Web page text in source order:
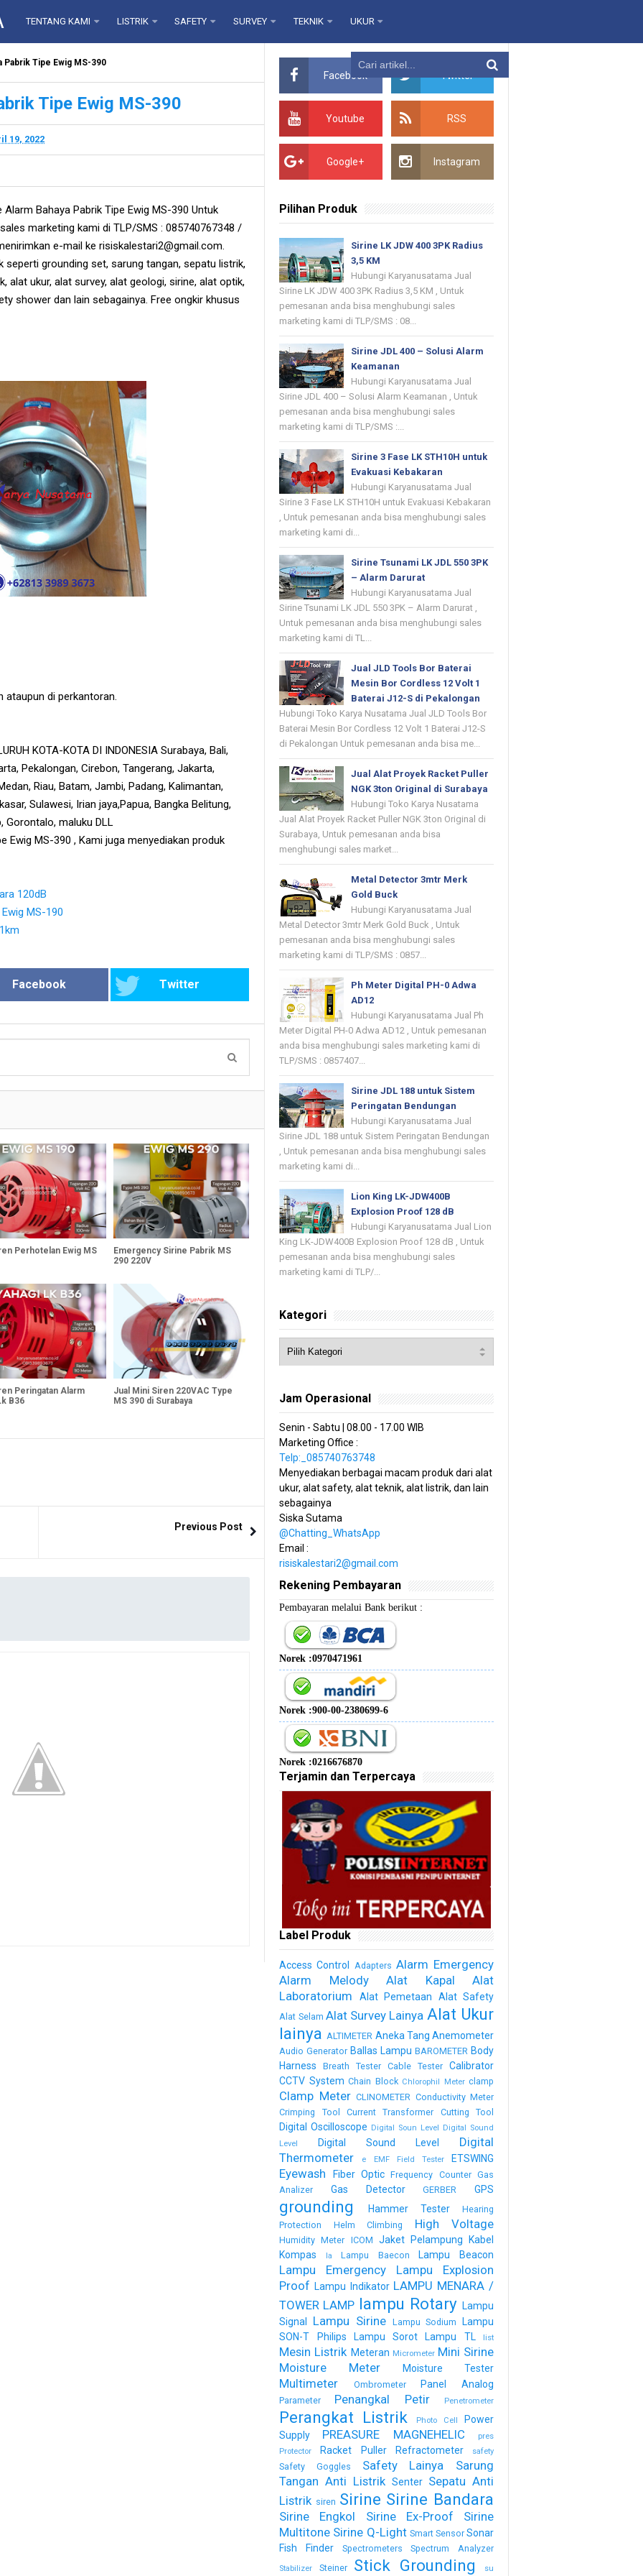
TENTANG KAMI LISTRIK SAFETY SURVEY TEKNIK UKUR
Pabrik Tipe Ewig MS-390
Tipe Ewig MS-390
19, 2022
Bahaya Pabrik Tipe Ewig MS-390 Untuk
marketing kami di TLP/SMS : 085740767348 /
e-mail ke risiskalestari2@gmail.com.
seperti grounding set, sarung tangan, sepatu listrik,
alat ukur, alat survey, alat geologi, sirine, alat optik,
shower dan lain sebagainya. Free ongkir khusus
ataupun di perkantoran.
KOTA-KOTA DI INDONESIA Surabaya, Bali,
Pekalongan, Cirebon, Tangerang, Jakarta,
Riau, Batam, Jambi, Padang, Kalimantan,
Sulawesi, Irian jaya,Papua, Bangka Belitung,
Gorontalo, maluku DLL
Ewig MS-390 , Kami juga menyediakan produk
120dB
MS-190
Facebook Twitter
Perhotelan Ewig MS
Emergency Sirine Pabrik MS
290 220V
Peringatan Alarm
B36
Jual Mini Siren 220VAC Type
MS 390 di Surabaya
Previous Post
Facebook Twitter
Youtube RSS
Google+ Instagram
Pilihan Produk
Sirine LK JDW 400 3PK Radius
3,5 KM
Hubungi Karyanusatama Jual
Sirine LK JDW 400 3PK Radius 3,5 KM , Untuk
pemesanan anda bisa menghubungi sales
marketing kami di TLP/SMS : 08...
Sirine JDL 400 – Solusi Alarm
Keamanan
Hubungi Karyanusatama Jual
Sirine JDL 400 – Solusi Alarm Keamanan , Untuk
pemesanan anda bisa menghubungi sales
marketing kami di TLP/SMS :...
Sirine 3 Fase LK STH10H untuk
Evakuasi Kebakaran
Hubungi Karyanusatama Jual
Sirine 3 Fase LK STH10H untuk Evakuasi Kebakaran
, Untuk pemesanan anda bisa menghubungi sales
marketing kami di...
Sirine Tsunami LK JDL 550 3PK
– Alarm Darurat
Hubungi Karyanusatama Jual
Sirine Tsunami LK JDL 550 3PK – Alarm Darurat ,
Untuk pemesanan anda bisa menghubungi sales
marketing kami di TL...
Jual JLD Tools Bor Baterai
Mesin Bor Cordless 12 Volt 1
Baterai J12-S di Pekalongan
Hubungi Toko Karya Nusatama Jual JLD Tools Bor
Baterai Mesin Bor Cordless 12 Volt 1 Baterai J12-S
di Pekalongan Untuk pemesanan anda bisa me...
Jual Alat Proyek Racket Puller
NGK 3ton Original di Surabaya
Hubungi Toko Karya Nusatama
Jual Alat Proyek Racket Puller NGK 3ton Original di
Surabaya, Untuk pemesanan anda bisa
menghubungi sales market...
Metal Detector 3mtr Merk
Gold Buck
Hubungi Karyanusatama Jual
Metal Detector 3mtr Merk Gold Buck , Untuk
pemesanan anda bisa menghubungi sales
marketing kami di TLP/SMS : 0857...
Ph Meter Digital PH-0 Adwa
AD12
Hubungi Karyanusatama Jual Ph
Meter Digital PH-0 Adwa AD12 , Untuk pemesanan
anda bisa menghubungi sales marketing kami di
TLP/SMS : 0857407...
Sirine JDL 188 untuk Sistem
Peringatan Bendungan
Hubungi Karyanusatama Jual
Sirine JDL 188 untuk Sistem Peringatan Bendungan
, Untuk pemesanan anda bisa menghubungi sales
marketing kami di...
Lion King LK-JDW400B
Explosion Proof 128 dB
Hubungi Karyanusatama Jual Lion
King LK-JDW400B Explosion Proof 128 dB , Untuk
pemesanan anda bisa menghubungi sales
marketing kami di TLP/...
Kategori
Jam Operasional
Senin - Sabtu | 08.00 - 17.00 WIB
Marketing Office :
Telp:_085740763748
Menyediakan berbagai macam produk dari alat
ukur, alat safety, alat teknik, alat listrik, dan lain
sebagainya
Siska Sutama
@Chatting_WhatsApp
Email :
risiskalestari2@gmail.com
Rekening Pembayaran
Pembayaran melalui Bank berikut :
Norek :0970471961
Norek :900-00-2380699-6
Norek :0216676870
Terjamin dan Terpercaya
Label Produk
Access Control Adapters Alarm Emergency
Alarm Melody
Alat Kapal
Alat
Laboratorium
Alat Pemetaan Alat Safety
Alat Selam Alat Survey Lainya Alat Ukur
lainya ALTIMETER Aneka Tang Anemometer
Audio Generator Ballas Lampu BAROMETER Body
Harness
Breath Tester Cable Tester
Calibrator
CCTV System Chain Block Chlorophil Meter clamp
Clamp Meter CLINOMETER Conductivity Meter
Crimping Tool
Current Transformer Cutting Tool
Digital Oscilloscope Digital Soun Level
Digital Sound
Level
Digital Sound Level
Digital
Thermometer
e EMF Field Tester ETSWING
Eyewash Fiber Optic Frequency Counter Gas
Analizer
Gas Detector GERBER GPS
grounding Hammer Tester
Hearing
Protection
Helm Climbing High Voltage
Humidity Meter ICOM Jaket Pelampung
Kabel
Kompas
la Lampu Baecon Lampu Beacon
Lampu Emergency
Lampu Explosion
Proof Lampu Indikator LAMPU MENARA /
TOWER LAMP lampu Rotary Lampu
Signal
Lampu Sirine Lampu Sodium
Lampu
SON-T Philips
Lampu Sorot Lampu TL list
Mesin Listrik Meteran Micrometer Mini Sirine
Moisture Meter
Moisture Tester
Multimeter Ombrometer Panel Analog
Parameter Penangkal Petir Penetrometer
Perangkat Listrik Photo Cell
Power
Supply
PREASURE MAGNEHELIC
pres
Protector
Racket Puller Refractometer safety
Safety Goggles Safety Lainya
Sarung
Tangan Anti Listrik Senter Sepatu Anti
Listrik siren Sirine Sirine Bandara
Sirine Engkol Sirine Ex-Proof
Sirine
Multitone Sirine Q-Light Smart Sensor Sonar
Fish Finder
Spectrometers Spectrum Analyzer
Stabilizer Steiner Stick Grounding su